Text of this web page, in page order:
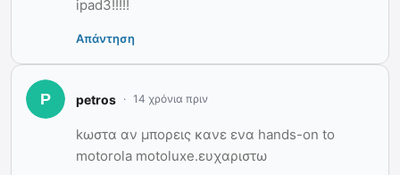
ipad3!!!!!
Απάντηση
petros 14 χρόνια πριν
kωστα αν μπορεις κανε ενα hands-on to
motorola motoluxe.ευχαριστω